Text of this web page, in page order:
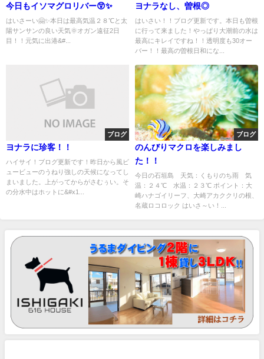
今日もイソマグロリバー😲✨
はいさーい🤗✨本日は最高気温２８℃と太
陽サンサンの良い天気🌞オガン遠征2日
目！！元気に出港&#...
ヨナラなし、曽根◎
はいさい！！ブログ更新です。本日も曽根
に行って来ました！やっぱり大潮前の水は
最高にキレイですね！！透明度も30オー
バー！！最高の曽根日和にな...
ブログ
ヨナラに珍客！！
ハイサイ！ブログ更新です！昨日から風ビ
ュービューのうねり強しの天候になってし
まいました。上がってからがさむぅい。そ
の分水中はホットに&#x1...
ブログ
のんびりマクロを楽しみまし
た！！
今日の石垣島 天気：くもりのち雨 気
温：２４℃ 水温：２３℃ ポイント：大
崎ハナゴイリーフ、大崎アカククリの根、
名蔵ロコロック はいさ～い！...